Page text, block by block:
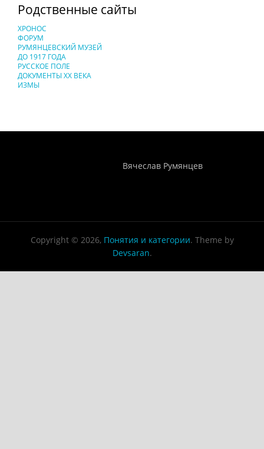
Родственные сайты
ХРОНОС
ФОРУМ
РУМЯНЦЕВСКИЙ МУЗЕЙ
ДО 1917 ГОДА
РУССКОЕ ПОЛЕ
ДОКУМЕНТЫ XX ВЕКА
ИЗМЫ
Вячеслав Румянцев
Copyright © 2026, Понятия и категории. Theme by
Devsaran.